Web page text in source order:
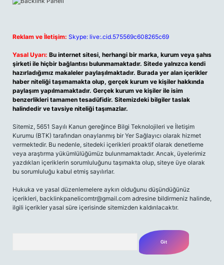
Reklam ve İletişim: Skype: live:.cid.575569c608265c69
Yasal Uyarı: Bu internet sitesi, herhangi bir marka, kurum veya şahıs
şirketi ile hiçbir bağlantısı bulunmamaktadır. Sitede yalnızca kendi
hazırladığımız makaleler paylaşılmaktadır. Burada yer alan içerikler
haber niteliği taşımamakta olup, gerçek kurum ve kişiler hakkında
paylaşım yapılmamaktadır. Gerçek kurum ve kişiler ile isim
benzerlikleri tamamen tesadüfidir. Sitemizdeki bilgiler taslak
halindedir ve tavsiye niteliği taşımazlar.
Sitemiz, 5651 Sayılı Kanun gereğince Bilgi Teknolojileri ve İletişim
Kurumu (BTK) tarafından onaylanmış bir Yer Sağlayıcı olarak hizmet
vermektedir. Bu nedenle, sitedeki içerikleri proaktif olarak denetleme
veya araştırma yükümlülüğümüz bulunmamaktadır. Ancak, üyelerimiz
yazdıkları içeriklerin sorumluluğunu taşımakta olup, siteye üye olarak
bu sorumluluğu kabul etmiş sayılırlar.
Hukuka ve yasal düzenlemelere aykırı olduğunu düşündüğünüz
içerikleri, backlinkpanelicomtr@gmail.com adresine bildirmeniz halinde,
ilgili içerikler yasal süre içerisinde sitemizden kaldırılacaktır.